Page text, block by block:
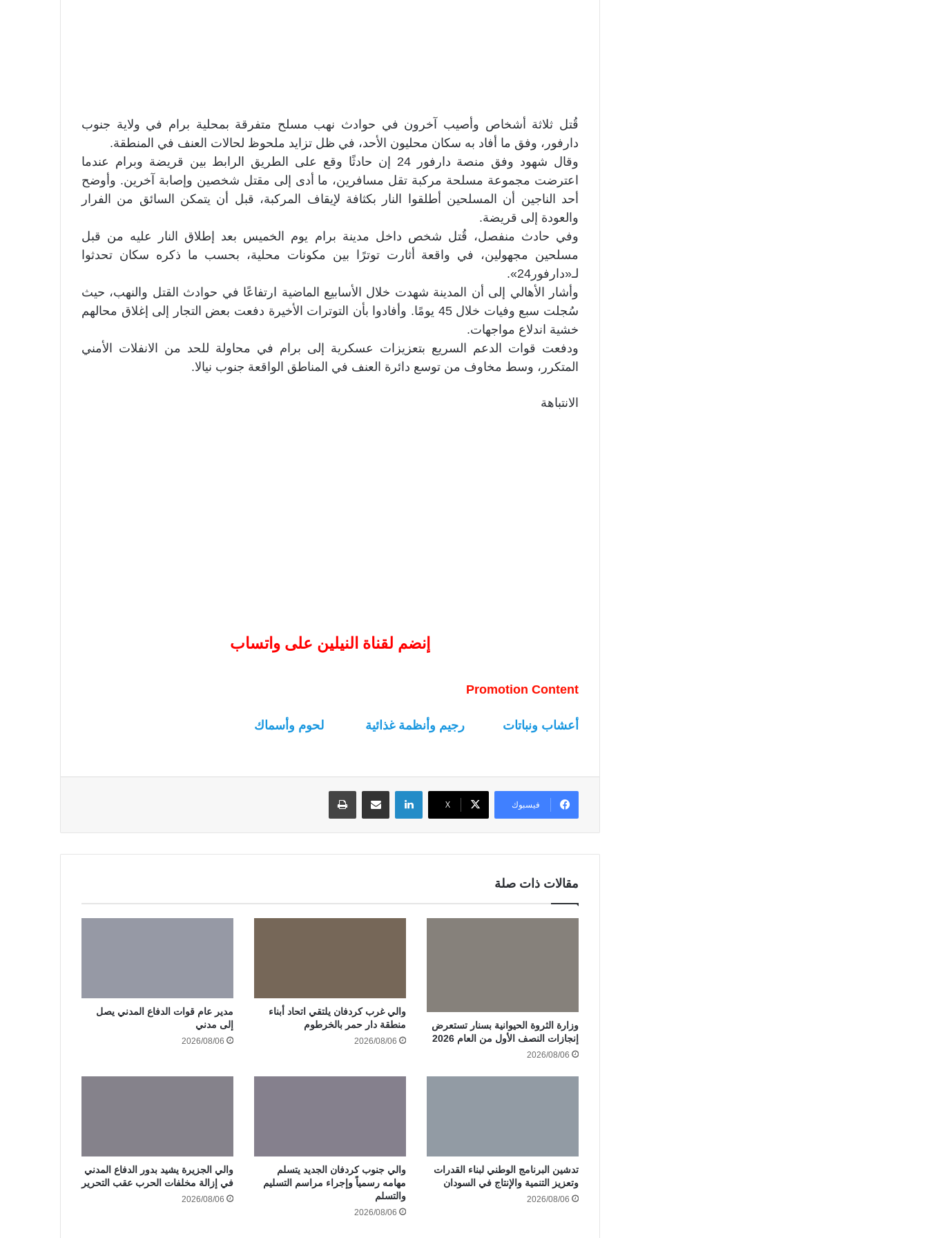
قُتل ثلاثة أشخاص وأصيب آخرون في حوادث نهب مسلح متفرقة بمحلية برام في ولاية جنوب
دارفور، وفق ما أفاد به سكان محليون الأحد، في ظل تزايد ملحوظ لحالات العنف في المنطقة.
وقال شهود وفق منصة دارفور 24 إن حادثًا وقع على الطريق الرابط بين قريضة وبرام عندما
اعترضت مجموعة مسلحة مركبة تقل مسافرين، ما أدى إلى مقتل شخصين وإصابة آخرين. وأوضح
أحد الناجين أن المسلحين أطلقوا النار بكثافة لإيقاف المركبة، قبل أن يتمكن السائق من الفرار
والعودة إلى قريضة.
وفي حادث منفصل، قُتل شخص داخل مدينة برام يوم الخميس بعد إطلاق النار عليه من قبل
مسلحين مجهولين، في واقعة أثارت توترًا بين مكونات محلية، بحسب ما ذكره سكان تحدثوا
لـ«دارفور24».
وأشار الأهالي إلى أن المدينة شهدت خلال الأسابيع الماضية ارتفاعًا في حوادث القتل والنهب، حيث
سُجلت سبع وفيات خلال 45 يومًا. وأفادوا بأن التوترات الأخيرة دفعت بعض التجار إلى إغلاق محالهم
خشية اندلاع مواجهات.
ودفعت قوات الدعم السريع بتعزيزات عسكرية إلى برام في محاولة للحد من الانفلات الأمني
المتكرر، وسط مخاوف من توسع دائرة العنف في المناطق الواقعة جنوب نيالا.
الانتباهة
إنضم لقناة النيلين على واتساب
Promotion Content
أعشاب ونباتات رجيم وأنظمة غذائية لحوم وأسماك
فيسبوك ‫X
لينكدإن
مقالات ذات صلة
وزارة الثروة الحيوانية بسنار تستعرض
إنجازات النصف الأول من العام 2026
2026/08/06
والي غرب كردفان يلتقي اتحاد أبناء
منطقة دار حمر بالخرطوم
2026/08/06
مدير عام قوات الدفاع المدني يصل
إلى مدني
2026/08/06
تدشين البرنامج الوطني لبناء القدرات
وتعزيز التنمية والإنتاج في السودان
2026/08/06
والي جنوب كردفان الجديد يتسلم
مهامه رسمياً وإجراء مراسم التسليم
والتسلم
2026/08/06
والي الجزيرة يشيد بدور الدفاع المدني
في إزالة مخلفات الحرب عقب التحرير
2026/08/06